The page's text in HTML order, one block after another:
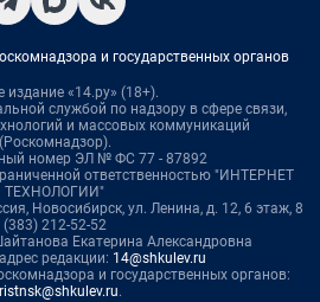
и государственных органов
издание «14.ру» (18+).
службой по надзору в сфере связи,
и массовых коммуникаций
(Роскомнадзор).
номер ЭЛ № ФС 77 - 87892
ответственностью "ИНТЕРНЕТ
ТЕХНОЛОГИИ"
Новосибирск, ул. Ленина, д. 12, 6 этаж, 8
(383) 212-52-52
Екатерина Александровна
редакции: 14@shkulev.ru
и государственных органов:
.